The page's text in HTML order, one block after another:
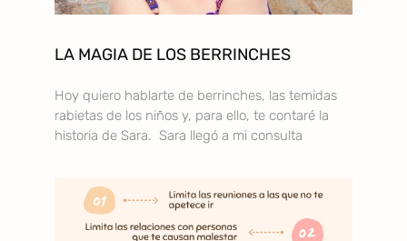
LA MAGIA DE LOS BERRINCHES
Hoy quiero hablarte de berrinches, las temidas
rabietas de los niños y, para ello, te contaré la
historia de Sara. Sara llegó a mi consulta